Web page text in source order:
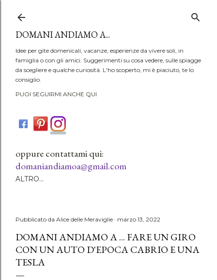
DOMANI ANDIAMO A...
Idee per gite domenicali, vacanze, esperienze da vivere soli, in
famiglia o con gli amici. Suggerimenti su cosa vedere, sulle spiagge
da scegliere e qualche curiosità. L'ho scoperto, mi è piaciuto, te lo
consiglio.
PUOI SEGUIRMI ANCHE QUI
oppure contattami qui:
domaniandiamoa@gmail.com
ALTRO…
Pubblicato da Alice delle Meraviglie marzo 13, 2022
DOMANI ANDIAMO A ... FARE UN GIRO
CON UN AUTO D'EPOCA CABRIO E UNA
TESLA